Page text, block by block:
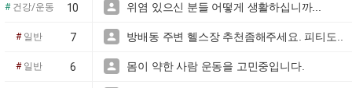
#건강/운동 10  위염 있으신 분들 어떻게 생활하십니까...
#일반 7  방배동 주변 헬스장 추천좀해주세요. 피티도..
#일반 6  몸이 약한 사람 운동을 고민중입니다.